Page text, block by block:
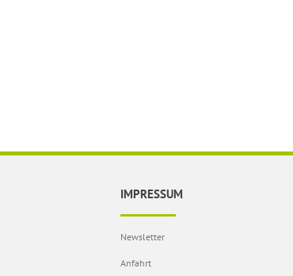
IMPRESSUM
Newsletter
Anfahrt